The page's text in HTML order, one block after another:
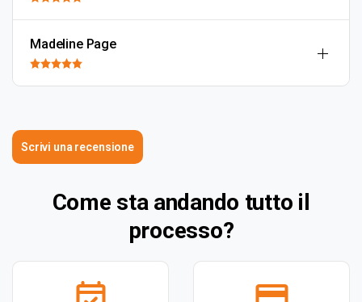
Madeline Page
Scrivi una recensione
Come sta andando tutto il
processo?